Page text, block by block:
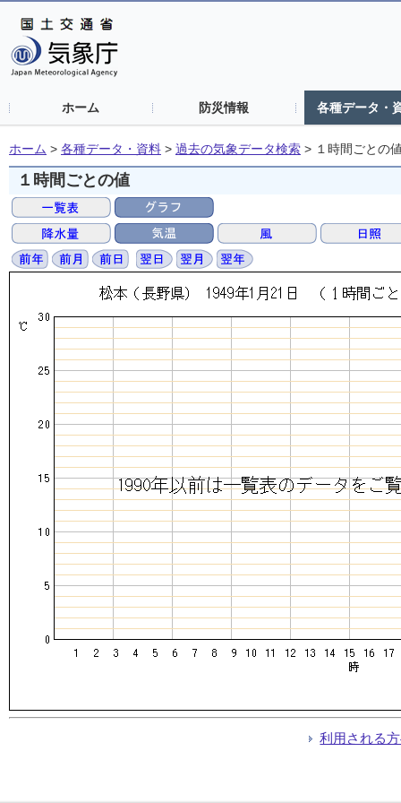
ホーム 防災情報 各種データ・
ホーム > 各種データ・資料 > 過去の気象データ検索 > １時間ごとの
１時間ごとの値
利用される